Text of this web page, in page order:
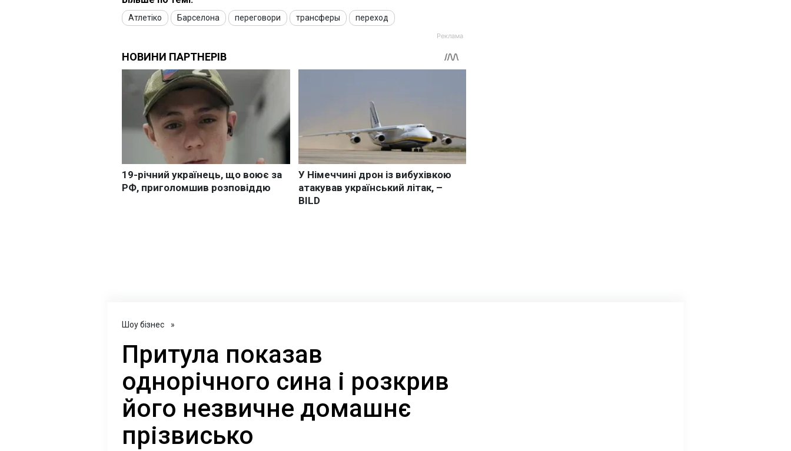
Атлетіко Барселона переговори трансферы переход
Шоу бізнес »
Притула показав
однорічного сина і розкрив
його незвичне домашнє
прізвисько